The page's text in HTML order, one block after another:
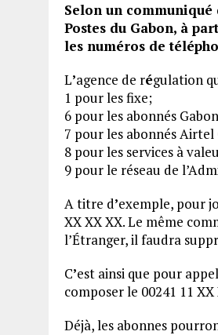
Selon un communiqué
Postes du Gabon, à
les numéros de
L’agence de régulation
1 pour les fixe;
6 pour les abonnés
7 pour les abonnés Airtel
8 pour les services à
9 pour le réseau de
A titre d’exemple, pour
XX XX XX. Le même
l’Étranger, il faudra
C’est ainsi que pour
composer le 00241 11 XX
Déjà, les abonnes